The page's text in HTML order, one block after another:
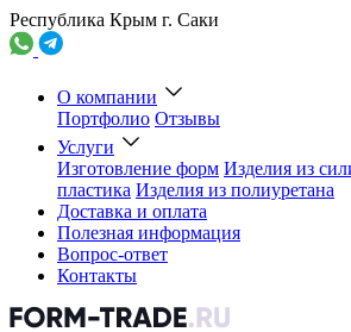
Республика Крым г. Саки
О компании
Портфолио Отзывы
Услуги
Изготовление форм Изделия из
пластика Изделия из полиуретана
Доставка и оплата
Полезная информация
Вопрос-ответ
Контакты